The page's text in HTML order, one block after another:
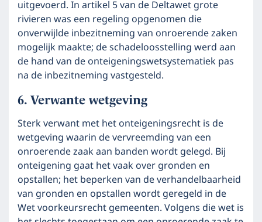
uitgevoerd. In artikel 5 van de Deltawet grote
rivieren was een regeling opgenomen die
onverwijlde inbezitneming van onroerende zaken
mogelijk maakte; de schadeloosstelling werd aan
de hand van de onteigeningswetsystematiek pas
na de inbezitneming vastgesteld.
Verwante wetgeving
Sterk verwant met het onteigeningsrecht is de
wetgeving waarin de vervreemding van een
onroerende zaak aan banden wordt gelegd. Bij
onteigening gaat het vaak over gronden en
opstallen; het beperken van de verhandelbaarheid
van gronden en opstallen wordt geregeld in de
Wet voorkeursrecht gemeenten. Volgens die wet is